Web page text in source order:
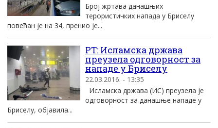
Број жртава данашњих
терористичких напада у Бриселу
повећан је на 34, пренио је...
РT: Исламска држава
преузела одговорност за
нападе у Бриселу
22.03.2016. - 13:35
Исламска држава (ИС) преузела jе
одговорност за данашње нападе у
Бриселу, обjавила...